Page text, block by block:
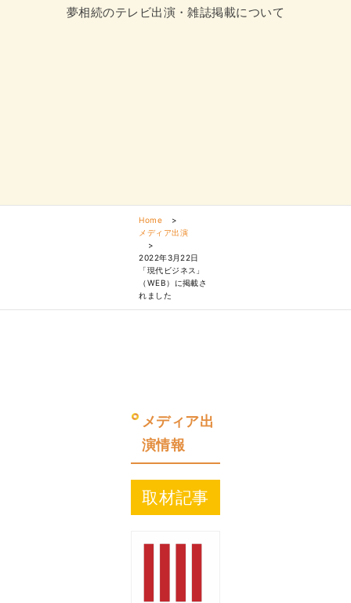
夢相続のテレビ出演・雑誌掲載について
Home
>
メディア出演
>
2022年3月22日
「現代ビジネス」
（WEB）に掲載さ
れました
メディア出
演情報
取材記事